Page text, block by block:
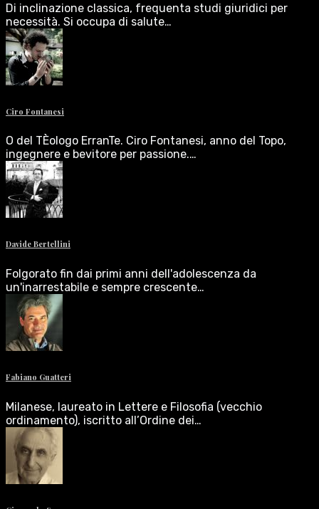
Di inclinazione classica, frequenta studi giuridici per
necessità. Si occupa di salute…
Ciro Fontanesi
O del TÈologo ErranTe. Ciro Fontanesi, anno del Topo,
ingegnere e bevitore per passione.…
Davide Bertellini
Folgorato fin dai primi anni dell'adolescenza da
un'inarrestabile e sempre crescente…
Fabiano Guatteri
Milanese, laureato in Lettere e Filosofia (vecchio
ordinamento), iscritto all’Ordine dei…